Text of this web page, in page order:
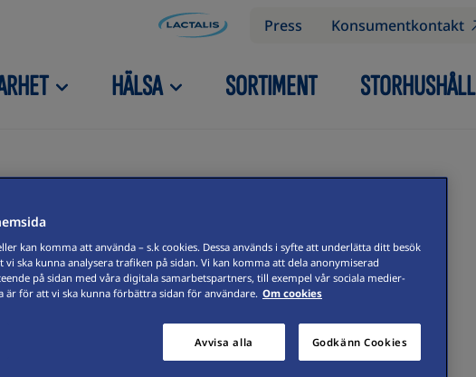
Press Konsumentkontakt
HÄLSA SORTIMENT STORHUSHÅLL
kan komma att använda – s.k cookies. Dessa används i syfte att underlätta ditt besök
vi ska kunna analysera trafiken på sidan. Vi kan komma att dela anonymiserad
på sidan med våra digitala samarbetspartners, till exempel vår sociala medier-
är för att vi ska kunna förbättra sidan för användare. Om cookies
Avvisa alla Godkänn Cookies